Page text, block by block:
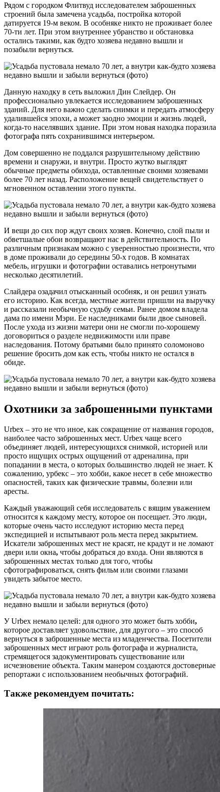
Рядом с городком Флитвуд исследователем заброшенных
строений была замечена усадьба, постройка которой
датируется 19-м веком. В особняке никто не проживает более
70-ти лет. При этом внутреннее убранство и обстановка
остались такими, как будто хозяева недавно вышли и
позабыли вернуться.
Данную находку в сеть выложил Дин Слейдер. Он
профессионально увлекается исследованием заброшенных
зданий. Для него важно сделать снимки и передать атмосферу
удалившейся эпохи, а может заодно эмоции и жизнь людей,
когда-то населявших здание. При этом новая находка поразила
фотографа пять сохранившимся интерьером.
Дом совершенно не поддался разрушительному действию
времени и снаружи, и внутри. Просто жутко выглядят
обычные предметы обихода, оставленные своими хозяевами
более 70 лет назад. Расположение вещей свидетельствует о
мгновенном оставлении этого пункты.
И вещи до сих пор ждут своих хозяев. Конечно, слой пыли и
обветшалые обои возвращают нас в действительность. По
различным признакам можно с уверенностью произнести, что
в доме проживали до середины 50-х годов. В комнатах
мебель, игрушки и фотографии оставались нетронутыми
несколько десятилетий.
Слайдера озадачил отысканный особняк, и он решил узнать
его историю. Как всегда, местные жители пришли на выручку
и рассказали необычную судьбу семьи. Ранее домом владела
дама по имени Мэри. Ее наследниками были двое сыновей.
После ухода из жизни матери они не смогли по-хорошему
договориться о разделе недвижимости или праве
наследования. Потому братьями было принято соломоново
решение бросить дом как есть, чтобы никто не остался в
обиде.
Охотники за заброшенными пунктами
Urbex – это не что иное, как сокращение от названия городов,
наиболее часто заброшенных мест. Urbex чаще всего
объединяет людей, интересующихся снимкой, историей или
просто ищущих острых ощущений от адреналина, при
попадании в места, о которых большинство людей не знает. К
сожалению, урбекс – это хобби, какое несет в себе множество
опасностей, таких как физические травмы, болезни или
аресты.
Каждый уважающий себя исследователь с вящим уважением
относится к каждому месту, которое он посещает. Это люди,
которые очень часто исследуют историю места перед
экспедицией и испытывают роль места перед закрытием.
Искатели заброшенных мест не красят, не крадут и не ломают
двери или окна, чтобы добраться до входа. Они являются в
заброшенных местах только для того, чтобы
сфотографироваться, снять фильм или своими глазами
увидеть забытое место.
У Urbex немало целей: для одного это может быть хобби,
которое доставляет удовольствие, для другого – это способ
вернуться в заброшенные места из младенчества. Посетители
заброшенных мест играют роль фотографа и журналиста,
стремящегося задокументировать существование или
исчезновение объекта. Таким манером создаются достоверные
репортажи с использованием необычных фотографий.
Также рекомендуем почитать: